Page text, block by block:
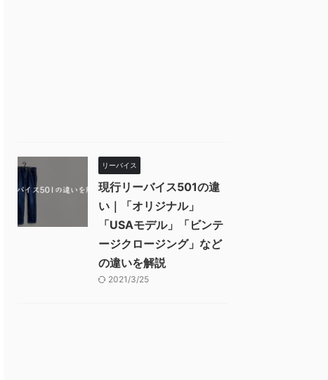
リーバイス
現行リーバイス501の違
い｜「オリジナル」
「USAモデル」「ビンテ
ージクロージング」など
の違いを解説
2021/3/25